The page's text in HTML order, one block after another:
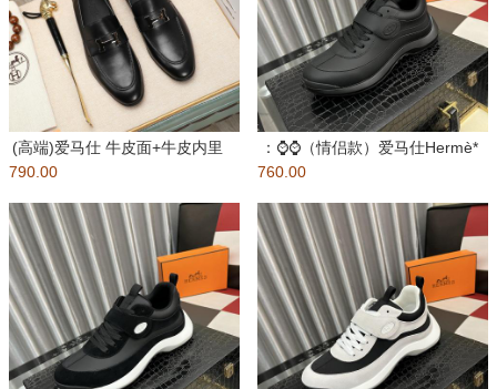
(高端)爱马仕 牛皮面+牛皮内里
原版五金 相信从您见到它的
790.00
：⌚️⌚️（情侣款）爱马仕Hermè*
官方最新高端休闲鞋，独
760.00